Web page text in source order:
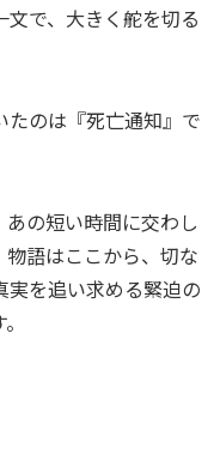
で、大きく舵を切る
たのは『死亡通知』で
の短い時間に交わし
語はここから、切な
実を追い求める緊迫の